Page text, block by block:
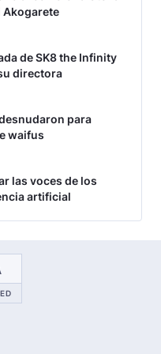
Akogarete
de SK8 the Infinity
directora
para
waifus
las voces de los
artificial